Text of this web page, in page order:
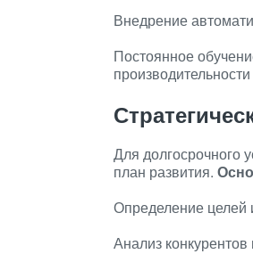
Внедрение
Постоянное
производительности
Для долгосрочного
план развития.
Определение целей
Анализ